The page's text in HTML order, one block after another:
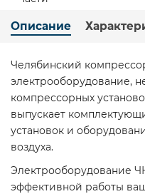
Описание
Челябинский
электрооборудование,
компрессорных
выпускает
установок и
воздуха.
Электрооборудование
эффективной работы